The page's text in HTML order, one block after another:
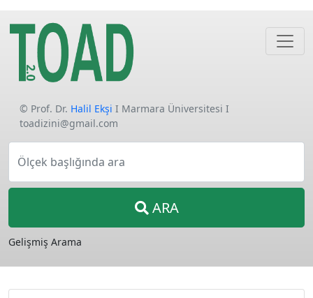
© Prof. Dr. Halil Ekşi I Marmara Üniversitesi I
toadizini@gmail.com
Ölçek başlığında ara
ARA
Gelişmiş Arama